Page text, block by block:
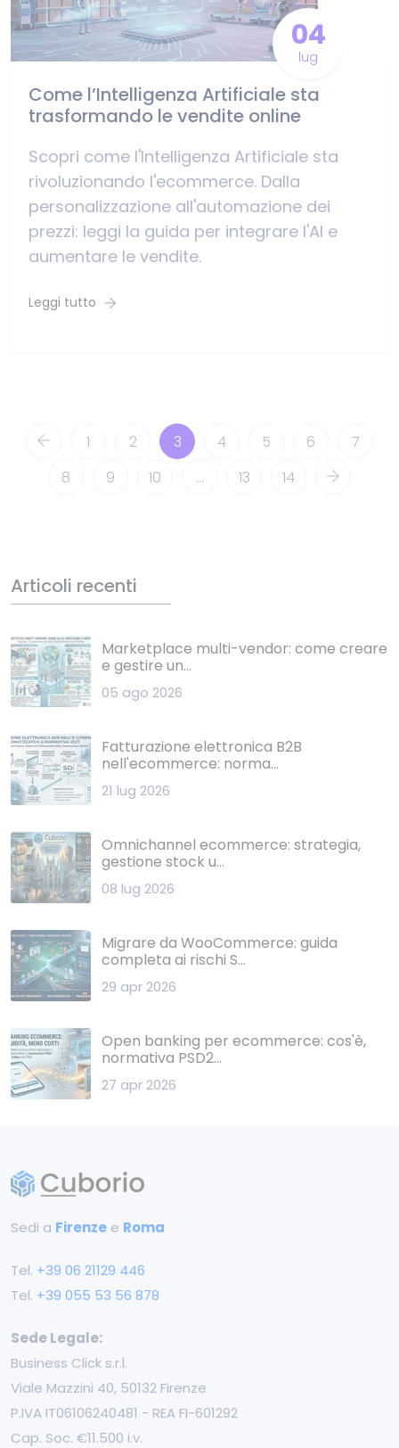
04
lug
Come l’Intelligenza Artificiale sta
trasformando le vendite online
Scopri come l'Intelligenza Artificiale sta
rivoluzionando l'ecommerce. Dalla
personalizzazione all'automazione dei
prezzi: leggi la guida per integrare l'AI e
aumentare le vendite.
Leggi tutto
1 2 3 4 5 6
7
8
9 10 ... 13 14
Articoli recenti
Marketplace multi-vendor: come creare
e gestire un...
05 ago 2026
Fatturazione elettronica B2B
nell'ecommerce: norma...
21 lug 2026
Omnichannel ecommerce: strategia,
gestione stock u...
08 lug 2026
Migrare da WooCommerce: guida
completa ai rischi S...
29 apr 2026
Open banking per ecommerce: cos'è,
normativa PSD2...
27 apr 2026
Sedi a Firenze e Roma
Tel. +39 ‭06 21129 446‬
Tel. +39 055 53 56 878
Sede Legale:
Business Click s.r.l.
Viale Mazzini 40, 50132 Firenze
P.IVA IT06106240481 - REA FI-601292
Cap. Soc. €11.500 i.v.